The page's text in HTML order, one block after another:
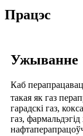
Працэс
Ужыванне
Каб
такая як газ
гарадскі газ,
газ, фармальдэгід